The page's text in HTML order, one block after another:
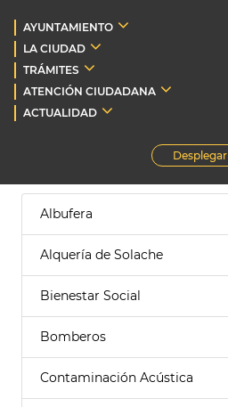
AYUNTAMIENTO
LA CIUDAD
TRÁMITES
ATENCIÓN CIUDADANA
ACTUALIDAD
Desplegar
Albufera
Alquería de Solache
Bienestar Social
Bomberos
Contaminación Acústica